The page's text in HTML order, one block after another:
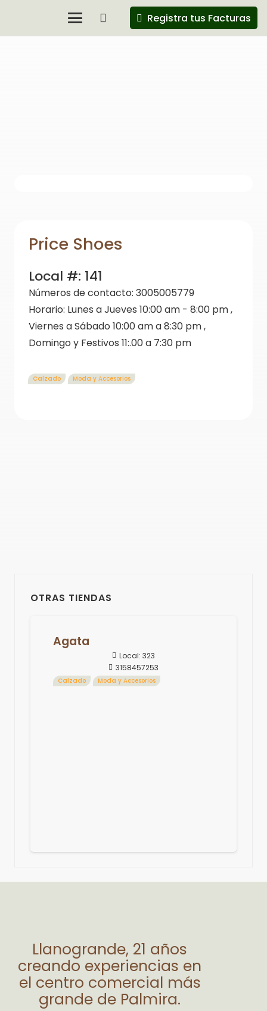
Registra tus Facturas
Price Shoes
Local #: 141
Números de contacto: 3005005779
Horario: Lunes a Jueves 10:00 am - 8:00 pm ,
Viernes a Sábado 10:00 am a 8:30 pm ,
Domingo y Festivos 11:.00 a 7:30 pm
Calzado Moda y Accesorios
OTRAS TIENDAS
Agata
Local: 323
3158457253
Calzado Moda y Accesorios
Llanogrande, 21 años
creando experiencias en
el centro comercial más
grande de Palmira.